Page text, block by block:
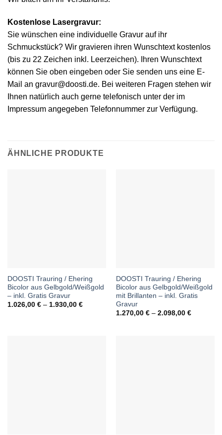
Kostenlose Lasergravur:
Sie wünschen eine individuelle Gravur auf ihr
Schmuckstück? Wir gravieren ihren Wunschtext kostenlos
(bis zu 22 Zeichen inkl. Leerzeichen). Ihren Wunschtext
können Sie oben eingeben oder Sie senden uns eine E-
Mail an gravur@doosti.de. Bei weiteren Fragen stehen wir
Ihnen natürlich auch gerne telefonisch unter der im
Impressum angegeben Telefonnummer zur Verfügung.
ÄHNLICHE PRODUKTE
DOOSTI Trauring / Ehering
Bicolor aus Gelbgold/Weißgold
– inkl. Gratis Gravur
1.026,00 € – 1.930,00 €Preisspanne:
DOOSTI Trauring / Ehering
Bicolor aus Gelbgold/Weißgold
mit Brillanten – inkl. Gratis
Gravur
1.270,00 € – 2.098,00 €